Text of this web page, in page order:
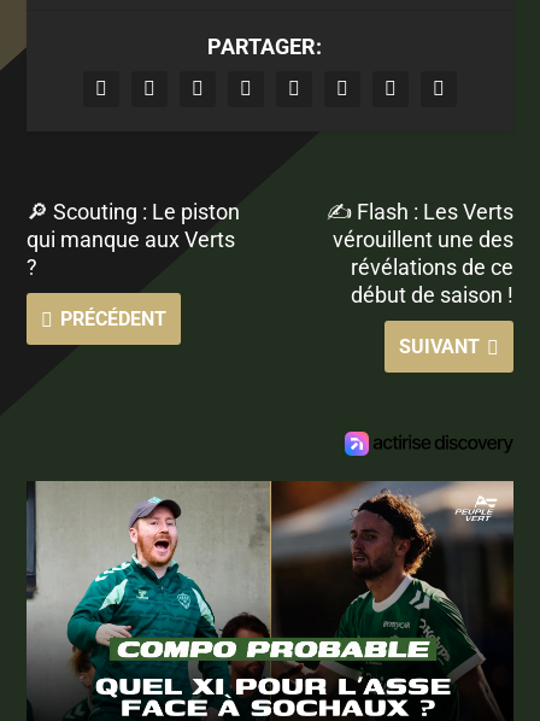
PARTAGER:
🔎 Scouting : Le piston
qui manque aux Verts
?
PRÉCÉDENT
✍ Flash : Les Verts
vérouillent une des
révélations de ce
début de saison !
SUIVANT